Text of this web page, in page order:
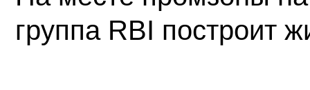
группа RBI построит